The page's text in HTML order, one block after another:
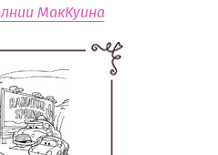
МакКуина